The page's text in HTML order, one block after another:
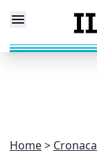
Home Cronaca